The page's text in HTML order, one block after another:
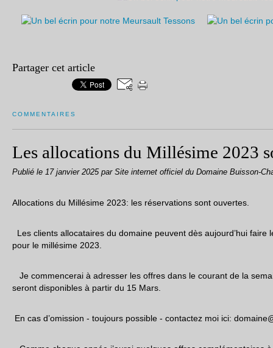
Partager cet article
COMMENTAIRES
Les allocations du Millésime 2023
Publié le 17 janvier 2025 par Site internet officiel du Domaine Buisson-
Allocations du Millésime 2023: les réservations sont ouvertes.
Les clients allocataires du domaine peuvent dès aujourd’hui faire
pour le millésime 2023.
Je commencerai à adresser les offres dans le courant de la
seront disponibles à partir du 15 Mars.
En cas d’omission - toujours possible - contactez moi ici: